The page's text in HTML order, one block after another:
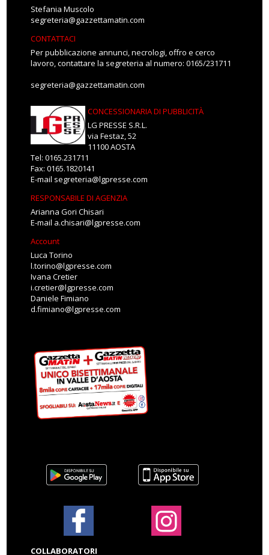
Stefania Muscolo
segreteria@gazzettamatin.com
CONTATTACI
Per pubblicazione annunci, necrologi, offro e cerco
lavoro, contattare la segreteria al numero: 0165/231711
segreteria@gazzettamatin.com
CONCESSIONARIA DI PUBBLICITÀ
LG PRESSE S.R.L.
via Festaz, 52
11100 AOSTA
Tel: 0165.231711
Fax: 0165.1820141
E-mail segreteria@lgpresse.com
RESPONSABILE DI AGENZIA
Arianna Gori Chisari
E-mail a.chisari@lgpresse.com
Account
Luca Torino
l.torino@lgpresse.com
Ivana Cretier
i.cretier@lgpresse.com
Daniele Fimiano
d.fimiano@lgpresse.com
COLLABORATORI